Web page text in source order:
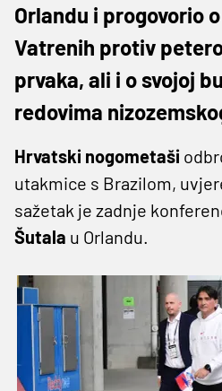
Orlandu i progovorio
Vatrenih protiv
prvaka, ali i o svojoj
redovima
Hrvatski nogometaši
utakmice s Brazilom,
sažetak je zadnje
Šutala u Orlandu.